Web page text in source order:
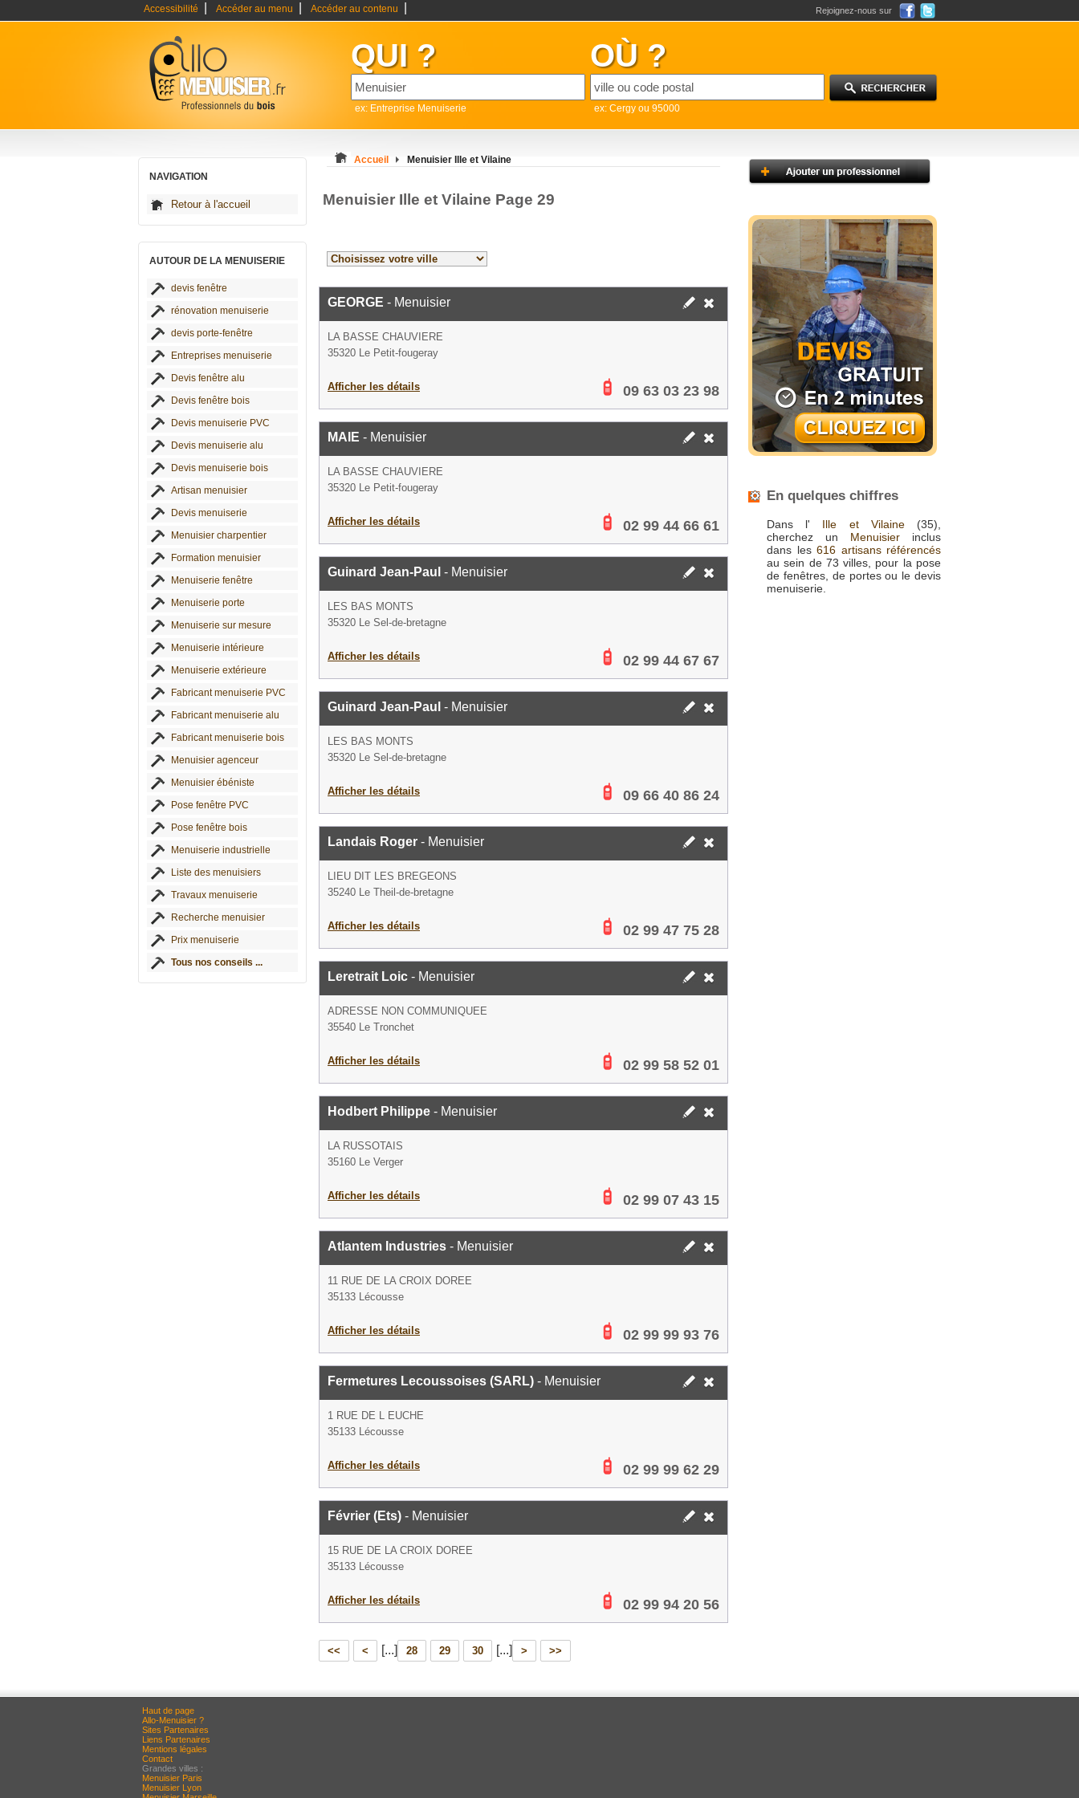
Accessibilité Accéder au menu Accéder au contenu Rejoignez-nous sur
QUI ?
ex: Entreprise Menuiserie
OÙ ?
ex: Cergy ou 95000
NAVIGATION
Retour à l'accueil
AUTOUR DE LA MENUISERIE
devis fenêtre
rénovation menuiserie
devis porte-fenêtre
Entreprises menuiserie
Devis fenêtre alu
Devis fenêtre bois
Devis menuiserie PVC
Devis menuiserie alu
Devis menuiserie bois
Artisan menuisier
Devis menuiserie
Menuisier charpentier
Formation menuisier
Menuiserie fenêtre
Menuiserie porte
Menuiserie sur mesure
Menuiserie intérieure
Menuiserie extérieure
Fabricant menuiserie PVC
Fabricant menuiserie alu
Fabricant menuiserie bois
Menuisier agenceur
Menuisier ébéniste
Pose fenêtre PVC
Pose fenêtre bois
Menuiserie industrielle
Liste des menuisiers
Travaux menuiserie
Recherche menuisier
Prix menuiserie
Tous nos conseils ...
Accueil Menuisier Ille et Vilaine
Menuisier Ille et Vilaine Page 29
GEORGE - Menuisier
LA BASSE CHAUVIERE
35320 Le Petit-fougeray
Afficher les détails 09 63 03 23 98
MAIE - Menuisier
LA BASSE CHAUVIERE
35320 Le Petit-fougeray
Afficher les détails 02 99 44 66 61
Guinard Jean-Paul - Menuisier
LES BAS MONTS
35320 Le Sel-de-bretagne
Afficher les détails 02 99 44 67 67
Guinard Jean-Paul - Menuisier
LES BAS MONTS
35320 Le Sel-de-bretagne
Afficher les détails 09 66 40 86 24
Landais Roger - Menuisier
LIEU DIT LES BREGEONS
35240 Le Theil-de-bretagne
Afficher les détails 02 99 47 75 28
Leretrait Loic - Menuisier
ADRESSE NON COMMUNIQUEE
35540 Le Tronchet
Afficher les détails 02 99 58 52 01
Hodbert Philippe - Menuisier
LA RUSSOTAIS
35160 Le Verger
Afficher les détails 02 99 07 43 15
Atlantem Industries - Menuisier
11 RUE DE LA CROIX DOREE
35133 Lécousse
Afficher les détails 02 99 99 93 76
Fermetures Lecoussoises (SARL) - Menuisier
1 RUE DE L EUCHE
35133 Lécousse
Afficher les détails 02 99 99 62 29
Février (Ets) - Menuisier
15 RUE DE LA CROIX DOREE
35133 Lécousse
Afficher les détails 02 99 94 20 56
<< < [...] 28 29 30 [...] > >>
En quelques chiffres
Dans l' Ille et Vilaine(35),
cherchez un Menuisier inclus
dans les 616 artisans référencés
au sein de 73 villes, pour la pose
de fenêtres, de portes ou le devis
menuiserie.
Haut de page
Allo-Menuisier ?
Sites Partenaires
Liens Partenaires
Mentions légales
Contact
Grandes villes :
Menuisier Paris
Menuisier Lyon